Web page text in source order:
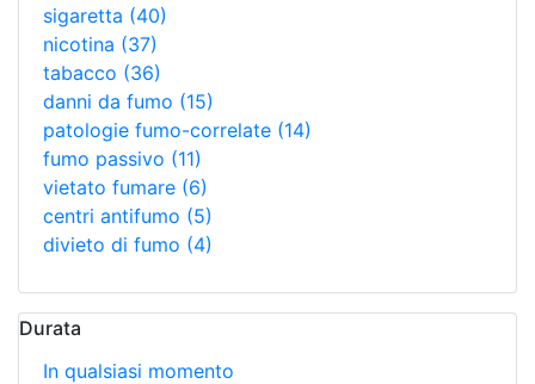
sigaretta (40)
nicotina (37)
tabacco (36)
danni da fumo (15)
patologie fumo-correlate (14)
fumo passivo (11)
vietato fumare (6)
centri antifumo (5)
divieto di fumo (4)
Durata
In qualsiasi momento